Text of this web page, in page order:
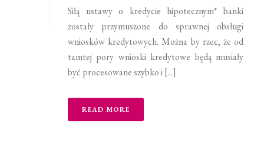
Siłą ustawy o kredycie hipotecznym* banki
zostały przymuszone do sprawnej obsługi
wniosków kredytowych. Można by rzec, że od
tamtej pory wnioski kredytowe będą musiały
być procesowane szybko i [...]
READ MORE